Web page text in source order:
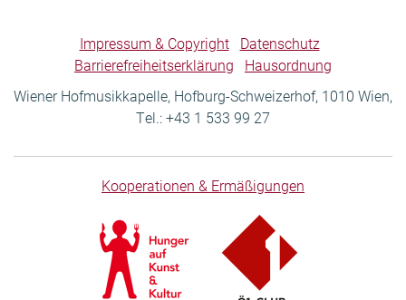
Impressum & Copyright
Datenschutz
Barrierefreiheitserklärung
Hausordnung
Wiener Hofmusikkapelle, Hofburg-Schweizerhof, 1010 Wien,
Tel.: +43 1 533 99 27
Kooperationen & Ermäßigungen